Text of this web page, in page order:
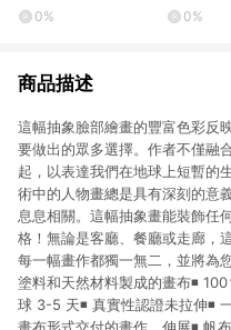
0%
0%
商品描述
這幅抽象臉部繪畫的豐富色彩反
要做出的眾多選擇。作者不僅融
起，以表達我們在地球上短暫的
術中的人物畫總是具有深刻的
息息相關。這幅抽象畫能裝飾任
格！無論是客廳、餐廳或走廊，
每一幅畫作都獨一無二，並將為
塗料和天然材料製成的畫布◾️
球 3-5 天◾️ 真實性認證未拉伸◾️